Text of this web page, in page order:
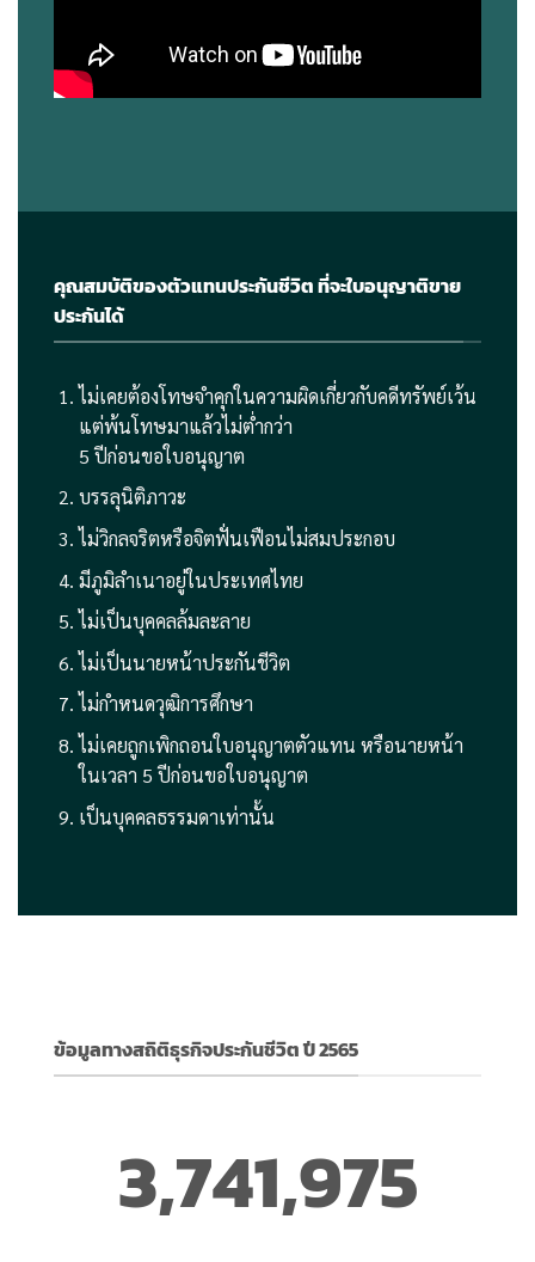
คุณสมบัติของตัวแทนประกันชีวิต ที่จะใบอนุญาติขาย
ประกันได้
ไม่เคยต้องโทษจําคุกในความผิดเกี่ยวกับคดีทรัพย์เว้น
แต่พ้นโทษมาแล้วไม่ตํ่ากว่า
5 ปีก่อนขอใบอนุญาต
บรรลุนิติภาวะ
ไม่วิกลจริตหรือจิตฟั่นเฟือนไม่สมประกอบ
มีภูมิลําเนาอยู่ในประเทศไทย
ไม่เป็นบุคคลล้มละลาย
ไม่เป็นนายหน้าประกันชีวิต
ไม่กําหนดวุฒิการศึกษา
ไม่เคยถูกเพิกถอนใบอนุญาตตัวแทน หรือนายหน้า
ในเวลา 5 ปีก่อนขอใบอนุญาต
เป็นบุคคลธรรมดาเท่านั้น
ข้อมูลทางสถิติธุรกิจประกันชีวิต ปี 2565
3,747,545